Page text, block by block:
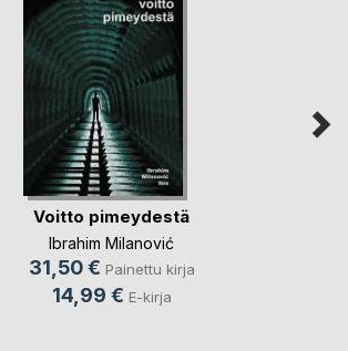
Voitto pimeydestä
Ibrahim Milanović
31,50 € Painettu kirja
14,99 € E-kirja